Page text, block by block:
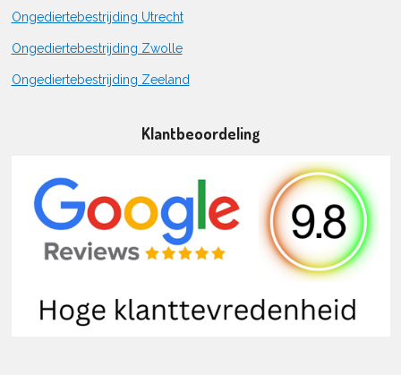
Ongediertebestrijding Utrecht
Ongediertebestrijding Zwolle
Ongediertebestrijding Zeeland
Klantbeoordeling